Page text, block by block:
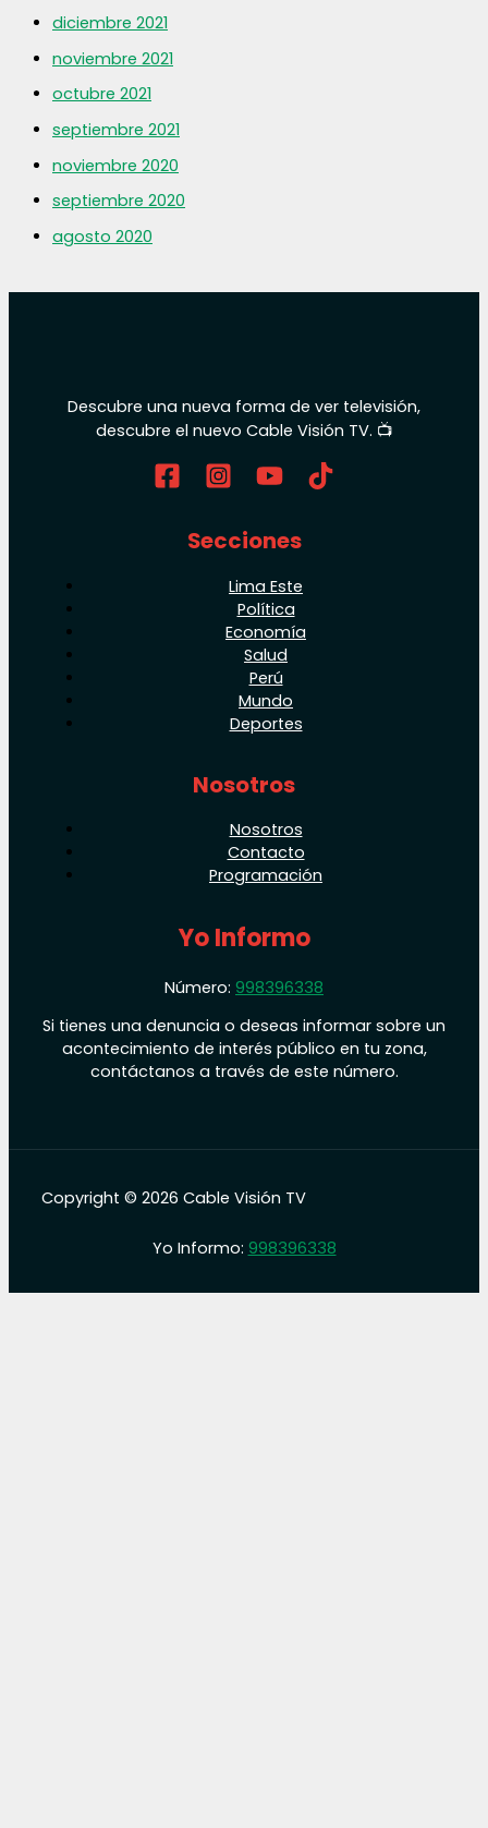
diciembre 2021
noviembre 2021
octubre 2021
septiembre 2021
noviembre 2020
septiembre 2020
agosto 2020
Descubre una nueva forma de ver televisión,
descubre el nuevo Cable Visión TV. 📺
Secciones
Lima Este
Política
Economía
Salud
Perú
Mundo
Deportes
Nosotros
Nosotros
Contacto
Programación
Yo Informo
Número: 998396338
Si tienes una denuncia o deseas informar sobre un
acontecimiento de interés público en tu zona,
contáctanos a través de este número.
Copyright © 2026 Cable Visión TV
Yo Informo: 998396338